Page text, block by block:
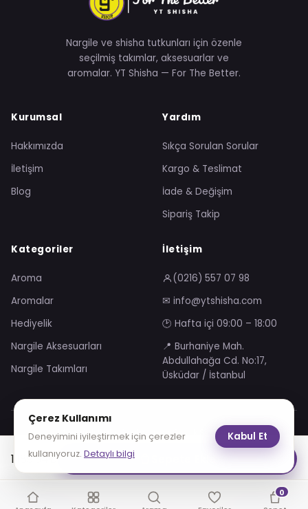
1,189.34₺
Nargile ve shisha tutkunları için özenle
seçilmiş takımlar, aksesuarlar ve
aromalar. YT Shisha — For The Better.
Kurumsal
Hakkımızda
İletişim
Blog
Yardım
Sıkça Sorulan Sorular
Kargo & Teslimat
İade & Değişim
Sipariş Takip
Kategoriler
Aroma
Aromalar
Hediyelik
Nargile Aksesuarları
Nargile Takımları
İletişim
(0216) 557 07 98
✉ info@ytshisha.com
🕑 Hafta içi 09:00 – 18:00
📍 Burhaniye Mah.
Abdullahağa Cd. No:17,
Üsküdar / İstanbul
Mesafeli Satış SözleşmesiGizlilik Sözleşmesi
KVKK Aydınlatma Metni
Çerez Politikası
© 2026 YT Shisha. Tüm hakları saklıdır. 0
Çerez Kullanımı
Deneyimini iyileştirmek için çerezler
kullanıyoruz. Detaylı bilgi
Kabul Et